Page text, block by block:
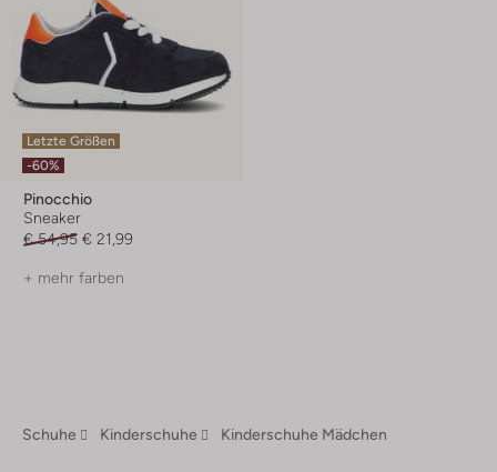
Letzte Größen
-60%
Pinocchio
Sneaker
€ 54,95 € 21,99
+ mehr farben
Schuhe Kinderschuhe Kinderschuhe Mädchen